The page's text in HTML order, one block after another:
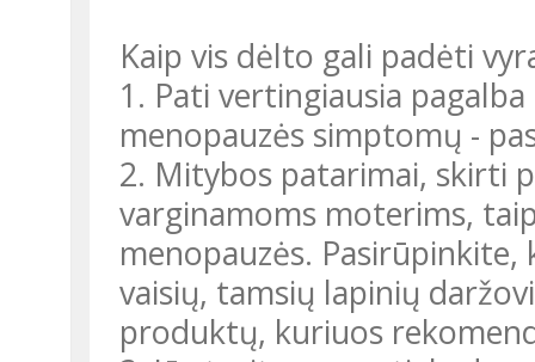
Kaip vis dėlto gali padėti
1. Pati vertingiausia
menopauzės simptomų -
2. Mitybos patarimai, skirti
varginamoms moterims,
menopauzės.
vaisių, tamsių lapinių
produktų, kuriuos